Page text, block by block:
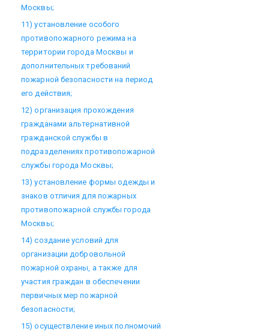
Москвы;
11) установление особого
противопожарного режима на
территории города Москвы и
дополнительных требований
пожарной безопасности на период
его действия;
12) организация прохождения
гражданами альтернативной
гражданской службы в
подразделениях противопожарной
службы города Москвы;
13) установление формы одежды и
знаков отличия для пожарных
противопожарной службы города
Москвы;
14) создание условий для
организации добровольной
пожарной охраны, а также для
участия граждан в обеспечении
первичных мер пожарной
безопасности;
15) осуществление иных полномочий